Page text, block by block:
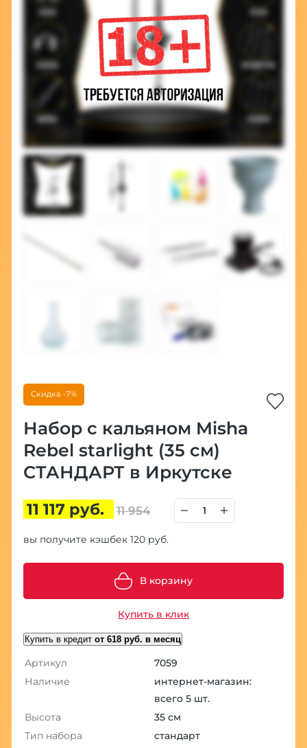
Скидка -7%
Набор с кальяном Misha
Rebel starlight (35 см)
СТАНДАРТ в Иркутске
11 117 руб. 11 954
вы получите кэшбек 120 руб.
В корзину
Купить в клик
Купить в кредит от 618 руб. в месяц
Артикул
7059
Наличие
интернет-магазин:
всего 5 шт.
Высота
35 см
Тип набора
стандарт